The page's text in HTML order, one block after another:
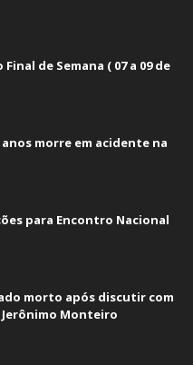
de Semana ( 07 a 09 de
morre em acidente na
para Encontro Nacional
morto após discutir com
Monteiro